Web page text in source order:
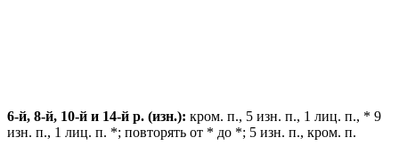
6-й, 8-й, 10-й и 14-й р. (изн.): кром. п., 5 изн. п., 1 лиц. п., * 9
изн. п., 1 лиц. п. *; повторять от * до *; 5 изн. п., кром. п.